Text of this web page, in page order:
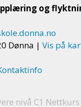
og
Dønna | Vis på
nivå C1